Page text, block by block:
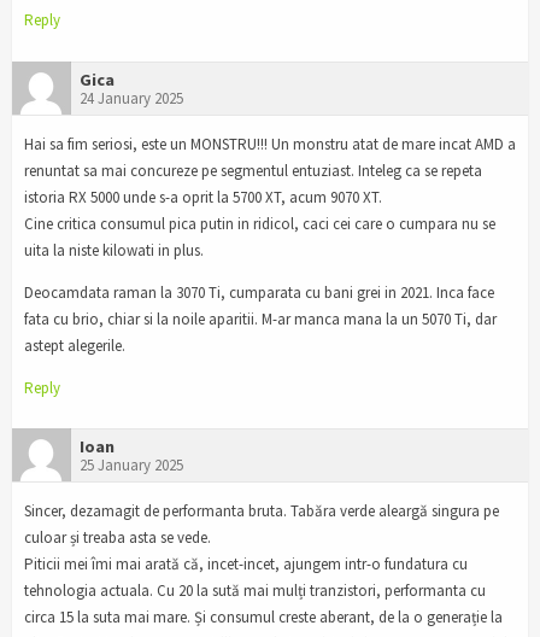
Reply
Gica
24 January 2025
Hai sa fim seriosi, este un MONSTRU!!! Un monstru atat de mare incat AMD a
renuntat sa mai concureze pe segmentul entuziast. Inteleg ca se repeta
istoria RX 5000 unde s-a oprit la 5700 XT, acum 9070 XT.
Cine critica consumul pica putin in ridicol, caci cei care o cumpara nu se
uita la niste kilowati in plus.
Deocamdata raman la 3070 Ti, cumparata cu bani grei in 2021. Inca face
fata cu brio, chiar si la noile aparitii. M-ar manca mana la un 5070 Ti, dar
astept alegerile.
Reply
Ioan
25 January 2025
Sincer, dezamagit de performanta bruta. Tabăra verde aleargă singura pe
culoar și treaba asta se vede.
Piticii mei îmi mai arată că, incet-incet, ajungem intr-o fundatura cu
tehnologia actuala. Cu 20 la sută mai mulți tranzistori, performanta cu
circa 15 la suta mai mare. Și consumul creste aberant, de la o generație la